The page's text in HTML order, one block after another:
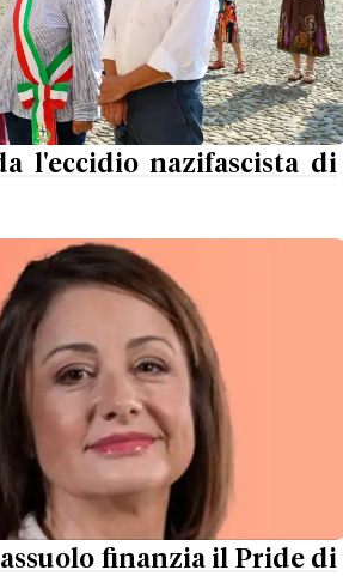
l'eccidio nazifascista di
finanzia il Pride di